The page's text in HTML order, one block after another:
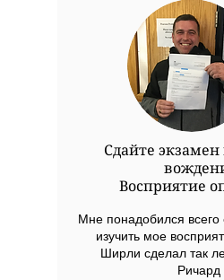
Сдайте
Восприятие
Мне понадобился всего
изучить мое
Ширли сделал так
Ричард